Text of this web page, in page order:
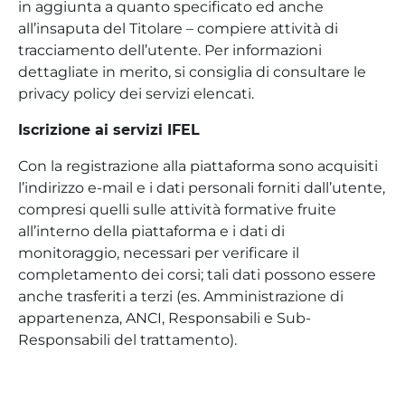
in aggiunta a quanto specificato ed anche
all’insaputa del Titolare – compiere attività di
tracciamento dell’utente. Per informazioni
dettagliate in merito, si consiglia di consultare le
privacy policy dei servizi elencati.
Iscrizione ai servizi IFEL
Con la registrazione alla piattaforma sono acquisiti
l’indirizzo e-mail e i dati personali forniti dall’utente,
compresi quelli sulle attività formative fruite
all’interno della piattaforma e i dati di
monitoraggio, necessari per verificare il
completamento dei corsi; tali dati possono essere
anche trasferiti a terzi (es. Amministrazione di
appartenenza, ANCI, Responsabili e Sub-
Responsabili del trattamento).